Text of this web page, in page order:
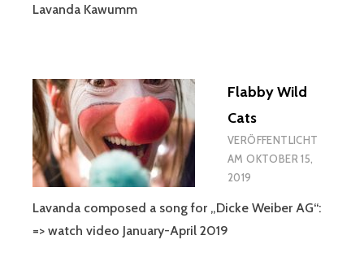
Lavanda Kawumm
Flabby Wild
Cats
VERÖFFENTLICHT
AMOKTOBER 15,
2019
Lavanda composed a song for „Dicke Weiber AG“:
=> watch video January-April 2019